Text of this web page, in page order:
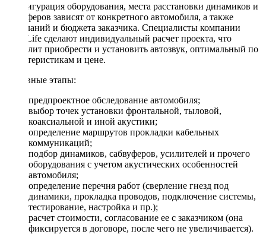
Конфигурация оборудования, места расстановки динамиков и
сабвуферов зависят от конкретного автомобиля, а также
пожеланий и бюджета заказчика. Специалисты компании
DriveLife сделают индивидуальный расчет проекта, что
позволит приобрести и установить автозвук, оптимальный по
характеристикам и цене.
Основные этапы:
предпроектное обследование автомобиля;
выбор точек установки фронтальной, тыловой,
коаксиальной и иной акустики;
определение маршрутов прокладки кабельных
коммуникаций;
подбор динамиков, сабвуферов, усилителей и прочего
оборудования с учетом акустических особенностей
автомобиля;
определение перечня работ (сверление гнезд под
динамики, прокладка проводов, подключение системы,
тестирование, настройка и пр.);
расчет стоимости, согласование ее с заказчиком (она
фиксируется в договоре, после чего не увеличивается).